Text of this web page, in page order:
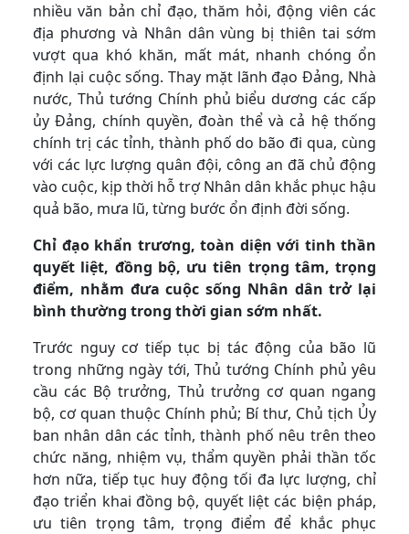
nhiều văn bản chỉ đạo, thăm hỏi, động viên các
địa phương và Nhân dân vùng bị thiên tai sớm
vượt qua khó khăn, mất mát, nhanh chóng ổn
định lại cuộc sống. Thay mặt lãnh đạo Đảng, Nhà
nước, Thủ tướng Chính phủ biểu dương các cấp
ủy Đảng, chính quyền, đoàn thể và cả hệ thống
chính trị các tỉnh, thành phố do bão đi qua, cùng
với các lực lượng quân đội, công an đã chủ động
vào cuộc, kịp thời hỗ trợ Nhân dân khắc phục hậu
quả bão, mưa lũ, từng bước ổn định đời sống.
Chỉ đạo khẩn trương, toàn diện với tinh thần
quyết liệt, đồng bộ, ưu tiên trọng tâm, trọng
điểm, nhằm đưa cuộc sống Nhân dân trở lại
bình thường trong thời gian sớm nhất.
Trước nguy cơ tiếp tục bị tác động của bão lũ
trong những ngày tới, Thủ tướng Chính phủ yêu
cầu các Bộ trưởng, Thủ trưởng cơ quan ngang
bộ, cơ quan thuộc Chính phủ; Bí thư, Chủ tịch Ủy
ban nhân dân các tỉnh, thành phố nêu trên theo
chức năng, nhiệm vụ, thẩm quyền phải thần tốc
hơn nữa, tiếp tục huy động tối đa lực lượng, chỉ
đạo triển khai đồng bộ, quyết liệt các biện pháp,
ưu tiên trọng tâm, trọng điểm để khắc phục